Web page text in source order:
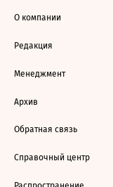
О компании
Редакция
Менеджмент
Архив
Обратная связь
Справочный центр